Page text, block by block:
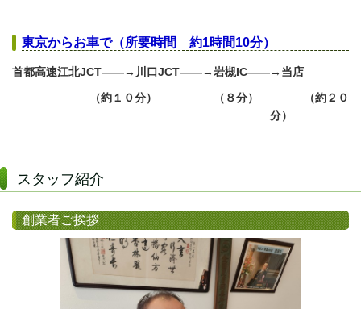
東京からお車で（所要時間 約1時間10分）
首都高速江北JCT――→川口JCT――→岩槻IC――→当店
（約１０分） （８分） （約２０
分）
スタッフ紹介
創業者ご挨拶